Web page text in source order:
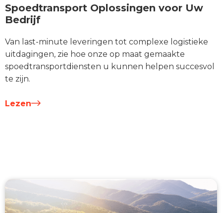
Spoedtransport Oplossingen voor Uw
Bedrijf
Van last-minute leveringen tot complexe logistieke
uitdagingen, zie hoe onze op maat gemaakte
spoedtransportdiensten u kunnen helpen succesvol
te zijn.
Lezen